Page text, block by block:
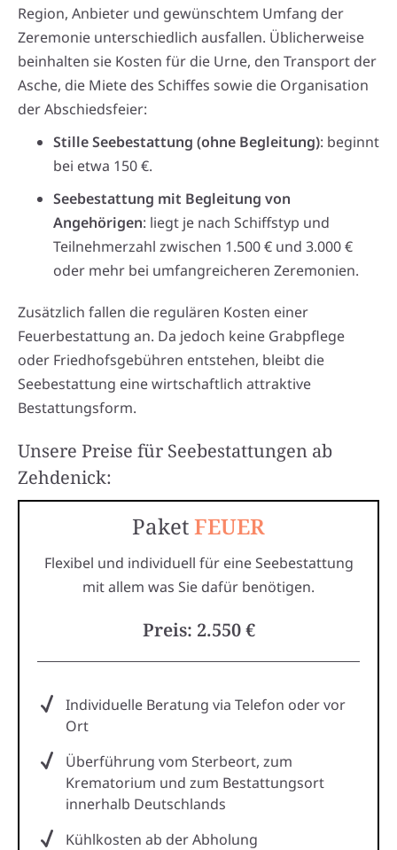
Region, Anbieter und gewünschtem Umfang der
Zeremonie unterschiedlich ausfallen. Üblicherweise
beinhalten sie Kosten für die Urne, den Transport der
Asche, die Miete des Schiffes sowie die Organisation
der Abschiedsfeier:
Stille Seebestattung (ohne Begleitung): beginnt
bei etwa 150 €.
Seebestattung mit Begleitung von
Angehörigen: liegt je nach Schiffstyp und
Teilnehmerzahl zwischen 1.500 € und 3.000 €
oder mehr bei umfangreicheren Zeremonien.
Zusätzlich fallen die regulären Kosten einer
Feuerbestattung an. Da jedoch keine Grabpflege
oder Friedhofsgebühren entstehen, bleibt die
Seebestattung eine wirtschaftlich attraktive
Bestattungsform.
Unsere Preise für Seebestattungen ab
Zehdenick:
PaketFEUER
Flexibel und individuell für eine Seebestattung
mit allem was Sie dafür benötigen.
Preis: 2.550 €
Individuelle Beratung via Telefon oder vor
Ort
Überführung vom Sterbeort, zum
Krematorium und zum Bestattungsort
innerhalb Deutschlands
Kühlkosten ab der Abholung